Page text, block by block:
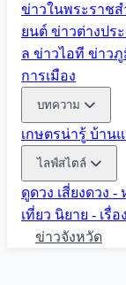
ข่าวในพระราช
ยนต์ ข่าวต่างปร
ล ข่าวไอที ข่าว
การเมือง
บทความ
เกษตรน่ารู้ บ้าน
ไลฟ์สไตล์
ดูดวง เสี่ยงดวง -
เที่ยว นิยาย - เรื่อ
ข่าวจังหวัด